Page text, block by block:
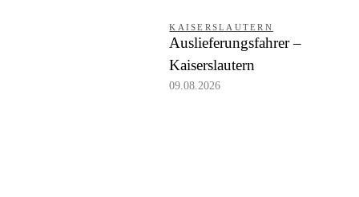
KAISERSLAUTERN
Auslieferungsfahrer –
Kaiserslautern
09.08.2026